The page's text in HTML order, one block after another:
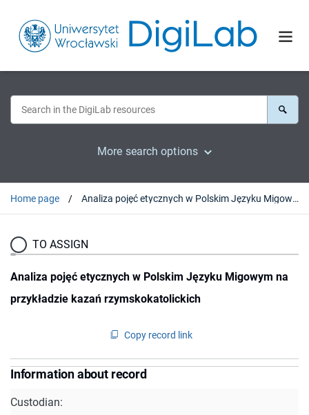
More search options
Home page Analiza pojęć etycznych w Polskim Języku Migowym na przykładzie kazań rzymskokatolickich
TO ASSIGN
Analiza pojęć etycznych w Polskim Języku Migowym na
przykładzie kazań rzymskokatolickich
Copy record link
Information about record
Custodian: